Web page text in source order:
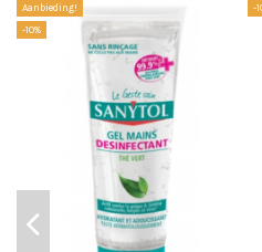
Aanbieding!
-10%
-